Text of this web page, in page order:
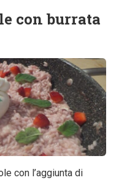
con burrata
con l’aggiunta di